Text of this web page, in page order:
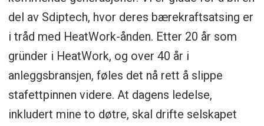
del av Sdiptech, hvor deres bærekraftsatsing er
i tråd med HeatWork-ånden. Etter 20 år som
gründer i HeatWork, og over 40 år i
anleggsbransjen, føles det nå rett å slippe
stafettpinnen videre. At dagens ledelse,
inkludert mine to døtre, skal drifte selskapet